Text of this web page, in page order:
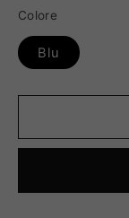
Colore
Blu